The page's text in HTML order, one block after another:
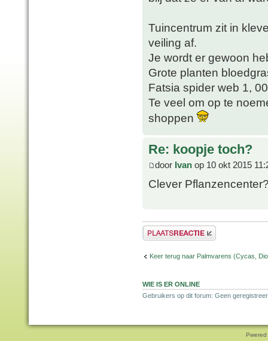
Tuincentrum zit in
veiling af.
Je wordt er gewoon
Grote planten
Fatsia spider web 1,
Te veel om op te
shoppen
Re: koopje toch?
door Ivan op 10 okt 2015
Clever
Plaats een reactie
Keer terug naar Palmvarens (Cycas,
WIE IS ER ONLINE
Gebruikers op dit forum: Geen